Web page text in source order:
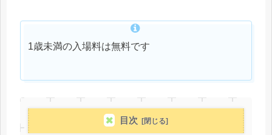
1歳未満の入場料は無料です
目次